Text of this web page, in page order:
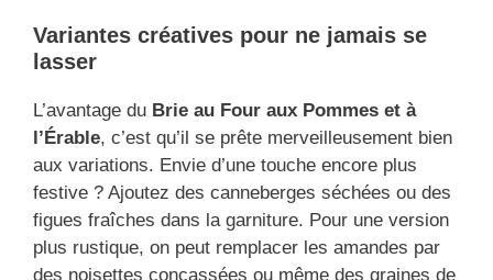
Variantes créatives pour ne jamais se
lasser
L’avantage du Brie au Four aux Pommes et à
l’Érable, c’est qu’il se prête merveilleusement bien
aux variations. Envie d’une touche encore plus
festive ? Ajoutez des canneberges séchées ou des
figues fraîches dans la garniture. Pour une version
plus rustique, on peut remplacer les amandes par
des noisettes concassées ou même des graines de